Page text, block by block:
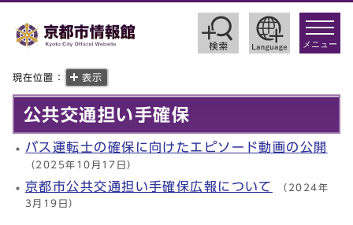
toggle
メニュー
現在位置： 表示
公共交通担い手確保
バス運転士の確保に向けたエピソード動画の公開
（2025年10月17日）
京都市公共交通担い手確保広報について （2024年
3月19日）